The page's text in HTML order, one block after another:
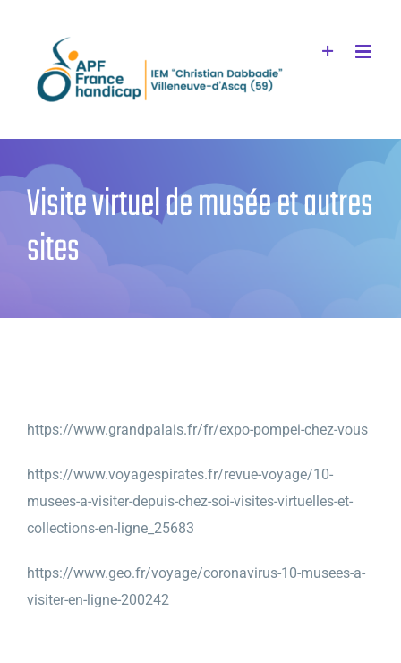
contenu
Visite virtuel de musée et autres
sites
https://www.grandpalais.fr/fr/expo-pompei-chez-vous
https://www.voyagespirates.fr/revue-voyage/10-
musees-a-visiter-depuis-chez-soi-visites-virtuelles-et-
collections-en-ligne_25683
https://www.geo.fr/voyage/coronavirus-10-musees-a-
visiter-en-ligne-200242